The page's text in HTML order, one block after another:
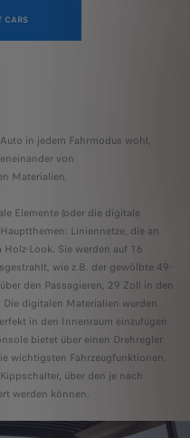
CARS
in jedem Fahrmodus wohl,
von
Materialien.
Elemente (oder die digitale
Liniennetze, die an
Look. Sie werden auf 16
wie z.B. der gewölbte 49-
den Passagieren, 29 Zoll in den
Die digitalen Materialien wurden
in den Innenraum einzufügen
bietet über einen Drehregler
wichtigsten Fahrzeugfunktionen.
über den je nach
werden können.